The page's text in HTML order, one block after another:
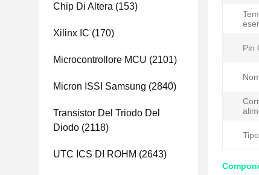
Chip Di Altera (153)
Xilinx IC (170)
Microcontrollore MCU (2101)
Micron ISSI Samsung (2840)
Transistor Del Triodo Del
Diodo (2118)
UTC ICS DI ROHM (2643)
Pin